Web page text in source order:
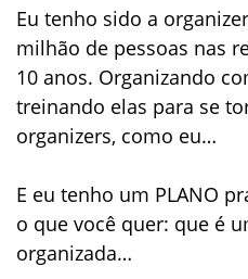
Eu tenho sido a
milhão de pessoas nas
10 anos. Organizando
treinando elas para se
organizers, como eu…
E eu tenho um PLANO
o que você quer: que é
organizada…